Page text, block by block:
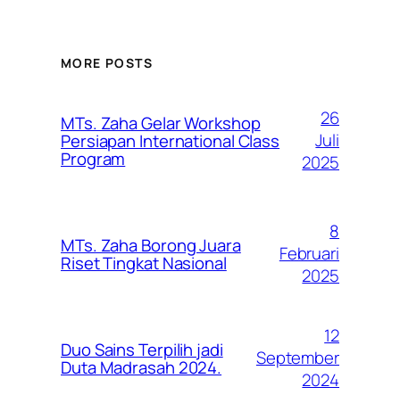
MORE POSTS
MTs. Zaha Gelar Workshop
Persiapan International Class
Program
26
Juli
2025
MTs. Zaha Borong Juara
Riset Tingkat Nasional
8
Februari
2025
Duo Sains Terpilih jadi
Duta Madrasah 2024.
12
September
2024